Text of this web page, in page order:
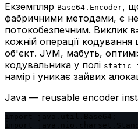
Екземпляр Base64.Encoder,
фабричними методами, є
потокобезпечним. Виклик
кожній операції
об'єкт. JVM, мабуть,
кодувальника у полі static
намір і уникає зайвих
Java — reusable encoder